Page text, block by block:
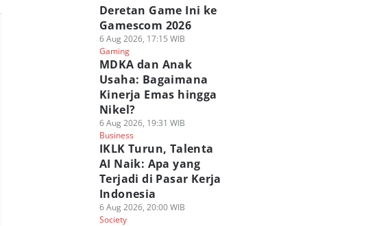
Deretan Game Ini ke
Gamescom 2026
6 Aug 2026, 17:15 WIB
Gaming
MDKA dan Anak
Usaha: Bagaimana
Kinerja Emas hingga
Nikel?
6 Aug 2026, 19:31 WIB
Business
IKLK Turun, Talenta
AI Naik: Apa yang
Terjadi di Pasar Kerja
Indonesia
6 Aug 2026, 20:00 WIB
Society